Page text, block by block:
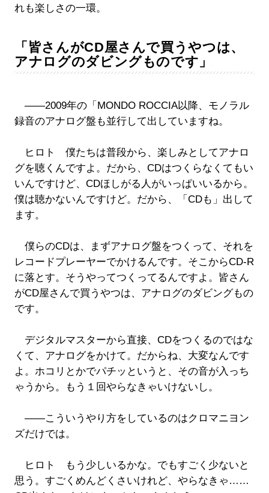
れも楽しさの一環。
「皆さんがCD屋さんで買うやつは、
アナログのダビングものです」
――2009年の「MONDO ROCCIA以降、モノラル
録音のアナログ盤も並行して出していますね。
ヒロト 僕たちは普段から、楽しみとしてアナロ
グを聴くんですよ。だから、CDはつくらなくてもい
いんですけど、CDほしがる人がいっぱいいるから。
僕は聴かないんですけど。だから、「CDも」出して
ます。
僕らのCDは、まずアナログ盤をつくって、それを
レコードプレーヤーでかけるんです。そこからCD-R
に落とす。そうやってつくってるんですよ。皆さん
がCD屋さんで買うやつは、アナログのダビングもの
です。
デジタルマスターから直接、CDをつくるのではな
くて、アナログをかけて。だからね、大変なんです
よ。ホコリとかでパチッというと、その音が入っち
ゃうから。もう１回やらなきゃいけないし。
――こういうやり方をしているのはクロマニヨン
ズだけでは。
ヒロト もう少しいるかな。でもすごく少ないと
思う。すごくめんどくさいけれど、やらなきゃ……